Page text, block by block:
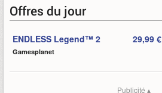
Mots-clefs
2
endless endless-
Offres du jour
ENDLESS Legend™ 2
Gamesplanet
29,99 €
Publicité ▴